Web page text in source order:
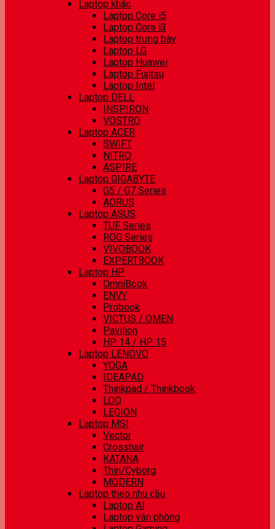
Laptop khác
Laptop Core i5
Laptop Core i3
Laptop trưng bày
Laptop LG
Laptop Huawei
Laptop Fujitsu
Laptop Intel
Laptop DELL
INSPIRON
VOSTRO
Laptop ACER
SWIFT
NITRO
ASPIRE
Laptop GIGABYTE
G5 / G7 Series
AORUS
Laptop ASUS
TUF Series
ROG Series
VIVOBOOK
EXPERTBOOK
Laptop HP
OmniBook
ENVY
Probook
VICTUS / OMEN
Pavilion
HP 14 / HP 15
Laptop LENOVO
YOGA
IDEAPAD
Thinkpad / Thinkbook
LOQ
LEGION
Laptop MSI
Vector
Crosshair
KATANA
Thin/Cyborg
MODERN
Laptop theo nhu cầu
Laptop AI
Laptop văn phòng